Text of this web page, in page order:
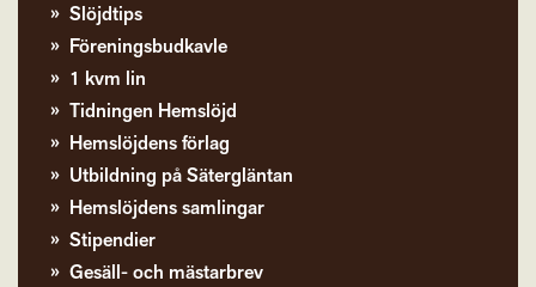
Slöjdtips
Föreningsbudkavle
1 kvm lin
Tidningen Hemslöjd
Hemslöjdens förlag
Utbildning på Sätergläntan
Hemslöjdens samlingar
Stipendier
Gesäll- och mästarbrev